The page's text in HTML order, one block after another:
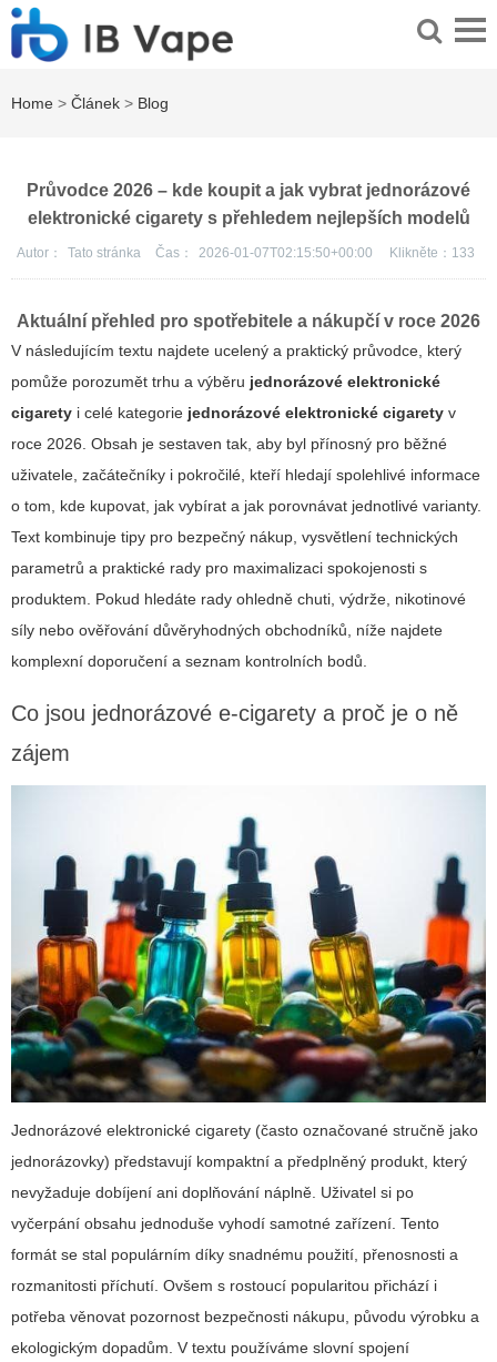
Home > Článek > Blog
Průvodce 2026 – kde koupit a jak vybrat jednorázové
elektronické cigarety s přehledem nejlepších modelů
Autor： Tato stránka Čas： 2026-01-07T02:15:50+00:00 Klikněte： 133
Aktuální přehled pro spotřebitele a nákupčí v roce 2026
V následujícím textu najdete ucelený a praktický průvodce, který
pomůže porozumět trhu a výběru jednorázové elektronické
cigarety i celé kategorie jednorázové elektronické cigarety v
roce 2026. Obsah je sestaven tak, aby byl přínosný pro běžné
uživatele, začátečníky i pokročilé, kteří hledají spolehlivé informace
o tom, kde kupovat, jak vybírat a jak porovnávat jednotlivé varianty.
Text kombinuje tipy pro bezpečný nákup, vysvětlení technických
parametrů a praktické rady pro maximalizaci spokojenosti s
produktem. Pokud hledáte rady ohledně chuti, výdrže, nikotinové
síly nebo ověřování důvěryhodných obchodníků, níže najdete
komplexní doporučení a seznam kontrolních bodů.
Co jsou jednorázové e-cigarety a proč je o ně
zájem
Jednorázové elektronické cigarety (často označované stručně jako
jednorázovky) představují kompaktní a předplněný produkt, který
nevyžaduje dobíjení ani doplňování náplně. Uživatel si po
vyčerpání obsahu jednoduše vyhodí samotné zařízení. Tento
formát se stal populárním díky snadnému použití, přenosnosti a
rozmanitosti příchutí. Ovšem s rostoucí popularitou přichází i
potřeba věnovat pozornost bezpečnosti nákupu, původu výrobku a
ekologickým dopadům. V textu používáme slovní spojení